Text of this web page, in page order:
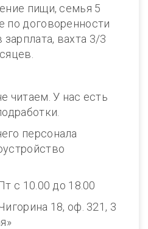
пищи, семья 5
по договоренности
вахта 3/3
читаем. У нас есть
персонала
с 10.00 до 18.00
18, оф. 321, 3